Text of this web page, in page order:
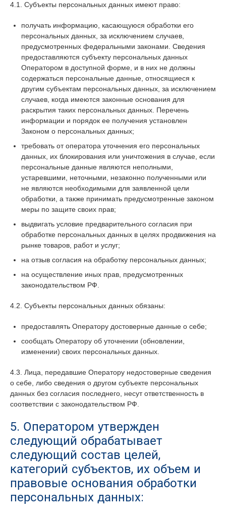
4.1. Субъекты персональных данных имеют право:
получать информацию, касающуюся обработки его
персональных данных, за исключением случаев,
предусмотренных федеральными законами. Сведения
предоставляются субъекту персональных данных
Оператором в доступной форме, и в них не должны
содержаться персональные данные, относящиеся к
другим субъектам персональных данных, за исключением
случаев, когда имеются законные основания для
раскрытия таких персональных данных. Перечень
информации и порядок ее получения установлен
Законом о персональных данных;
требовать от оператора уточнения его персональных
данных, их блокирования или уничтожения в случае, если
персональные данные являются неполными,
устаревшими, неточными, незаконно полученными или
не являются необходимыми для заявленной цели
обработки, а также принимать предусмотренные законом
меры по защите своих прав;
выдвигать условие предварительного согласия при
обработке персональных данных в целях продвижения на
рынке товаров, работ и услуг;
на отзыв согласия на обработку персональных данных;
на осуществление иных прав, предусмотренных
законодательством РФ.
4.2. Субъекты персональных данных обязаны:
предоставлять Оператору достоверные данные о себе;
сообщать Оператору об уточнении (обновлении,
изменении) своих персональных данных.
4.3. Лица, передавшие Оператору недостоверные сведения
о себе, либо сведения о другом субъекте персональных
данных без согласия последнего, несут ответственность в
соответствии с законодательством РФ.
5. Оператором утвержден
следующий обрабатывает
следующий состав целей,
категорий субъектов, их объем и
правовые основания обработки
персональных данных: